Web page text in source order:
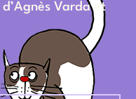
Varda et